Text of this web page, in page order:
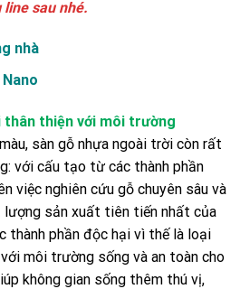
sau nhé.
nhà
thân thiện với môi trường
sàn gỗ nhựa ngoài trời còn rất
với cấu tạo từ các thành phần
việc nghiên cứu gỗ chuyên sâu và
lượng sản xuất tiên tiến nhất của
thành phần độc hại vì thế là loại
môi trường sống và an toàn cho
không gian sống thêm thú vị,